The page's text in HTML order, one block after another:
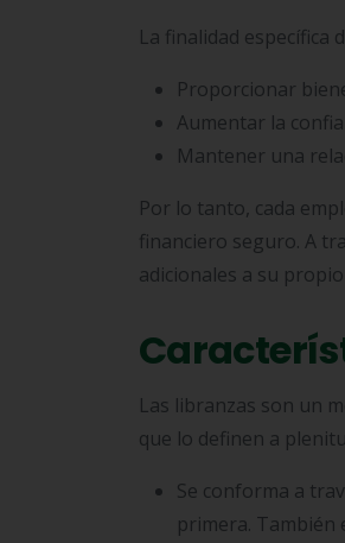
La finalidad específica
Proporcionar
Aumentar la
Mantener una
Por lo tanto, cada
financiero seguro. A
adicionales a su
Las libranzas son un
que lo definen a
Se conforma a
primera. También